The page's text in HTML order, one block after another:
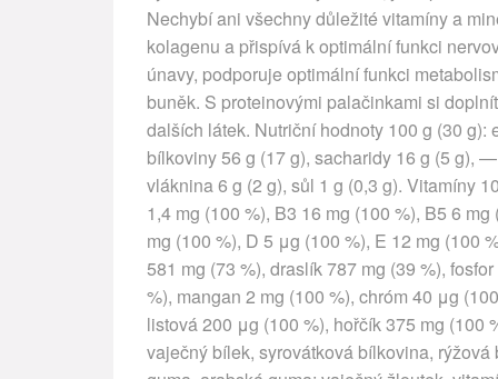
Nechybí ani všechny důležité vitamíny a
kolagenu a přispívá k optimální funkci
únavy, podporuje optimální funkci
buněk. S proteinovými palačinkami si
dalších látek. Nutriční hodnoty 100 g (30
bílkoviny 56 g (17 g), sacharidy 16 g (5 g),
vláknina 6 g (2 g), sůl 1 g (0,3 g). Vitamíny
1,4 mg (100 %), B3 16 mg (100 %), B5 6
mg (100 %), D 5 μg (100 %), E 12 mg (100
581 mg (73 %), draslík 787 mg (39 %),
%), mangan 2 mg (100 %), chróm 40 μg
listová 200 μg (100 %), hořčík 375 mg (100
vaječný bílek, syrovátková bílkovina,